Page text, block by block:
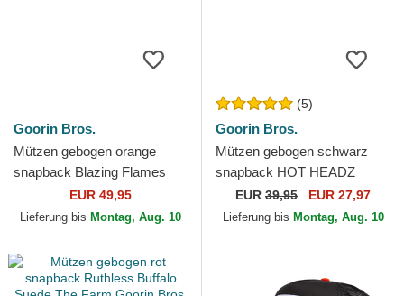
Goorin Bros.
Mützen gebogen orange
snapback Blazing Flames
The Farm Goorin Bros.
EUR 49,95
Lieferung bis Montag, Aug. 10
(5)
Goorin Bros.
Mützen gebogen schwarz
snapback HOT HEADZ
Supercharged The Farm
Goorin Bros.
EUR 39,95 EUR 27,97
Lieferung bis Montag, Aug. 10